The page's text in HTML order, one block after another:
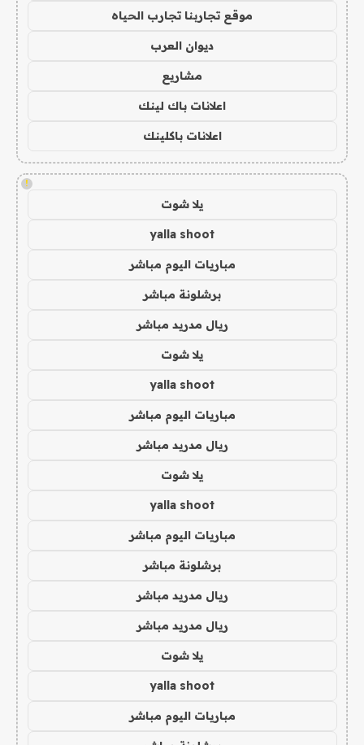
موقع تجاربنا تجارب الحياه
ديوان العرب
مشاريع
اعلانات باك لينك
اعلانات باكلينك
!
يلا شوت
yalla shoot
مباريات اليوم مباشر
برشلونة مباشر
ريال مدريد مباشر
يلا شوت
yalla shoot
مباريات اليوم مباشر
ريال مدريد مباشر
يلا شوت
yalla shoot
مباريات اليوم مباشر
برشلونة مباشر
ريال مدريد مباشر
ريال مدريد مباشر
يلا شوت
yalla shoot
مباريات اليوم مباشر